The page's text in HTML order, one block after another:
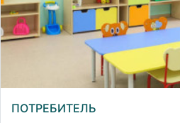
ПОТРЕБИТЕЛЬ